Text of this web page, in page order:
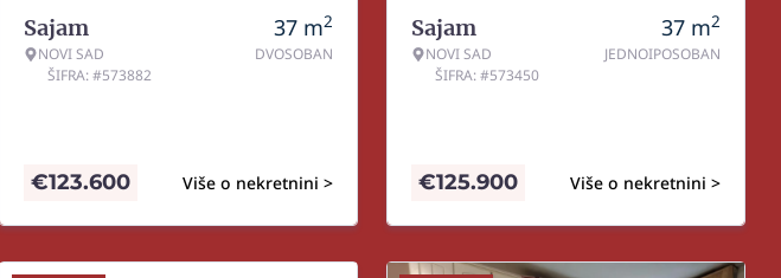
Sajam
NOVI SAD
ŠIFRA: #573882
37 m2
DVOSOBAN
Više o nekretnini >
€123.600
Sajam
NOVI SAD
ŠIFRA: #573450
37 m2
JEDNOIPOSOBAN
Više o nekretnini >
€125.900